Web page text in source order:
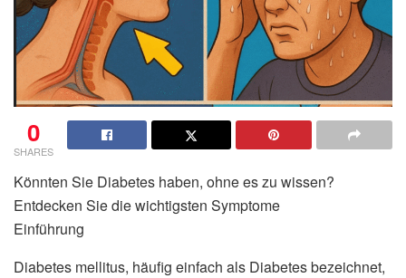
0
SHARES
Könnten Sie Diabetes haben, ohne es zu wissen?
Entdecken Sie die wichtigsten Symptome
Einführung
Diabetes mellitus, häufig einfach als Diabetes bezeichnet,